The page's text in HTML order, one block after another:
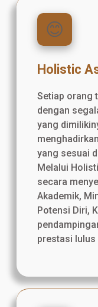
😊
Holistic
Setiap orang
dengan
yang
yang sesuai
Melalui
secara
Akademik,
Potensi Diri,
prestasi lulus